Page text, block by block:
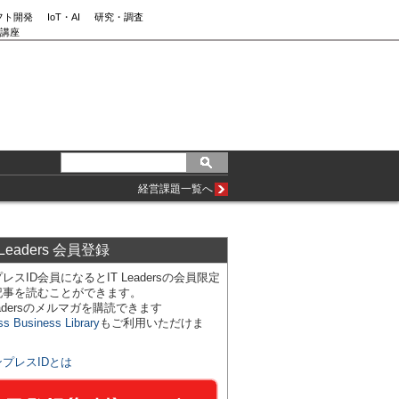
ト開発 IoT・AI
研究・調査
座
経営課題一覧へ
会員登録
スID会員になるとIT Leadersの会員限定
を読むことができます。
のメルマガを購読できます
Business Libraryもご利用いただけま
プレスIDとは